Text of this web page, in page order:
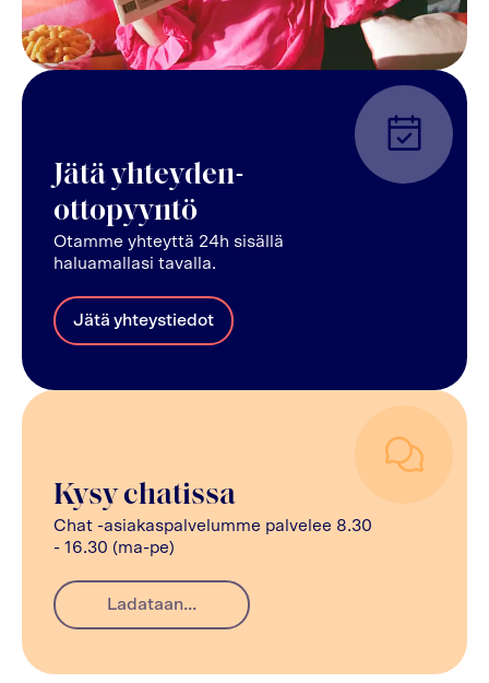
Kysy chatissa
Chat -asiakaspalvelumme palvelee 8.30
- 16.30 (ma-pe)
Ladataan...
Jätä yhteyden-
ottopyyntö
Otamme yhteyttä 24h sisällä
haluamallasi tavalla.
Jätä yhteystiedot